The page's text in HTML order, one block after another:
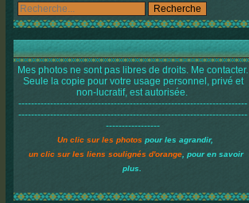
Mes photos ne sont pas libres de droits. Me contacter.
Seule la copie pour votre usage personnel, privé et
non-lucratif, est autorisée.
------------------------------------------------------------------------
------------------------------------------------------------------------
-----------------
Un clic sur les photos pour les agrandir,
un clic sur les liens soulignés d'orange , pour en savoir
plus.